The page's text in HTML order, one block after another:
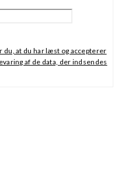
at du har læst og accepterer
af de data, der indsendes